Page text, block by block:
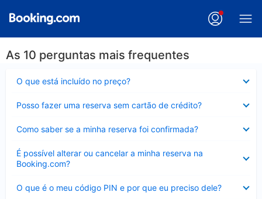
As 10 perguntas mais frequentes
O que está incluído no preço?
Posso fazer uma reserva sem cartão de crédito?
Como saber se a minha reserva foi confirmada?
É possível alterar ou cancelar a minha reserva na
Booking.com?
Contraído
O que é o meu código PIN e por que eu preciso dele?